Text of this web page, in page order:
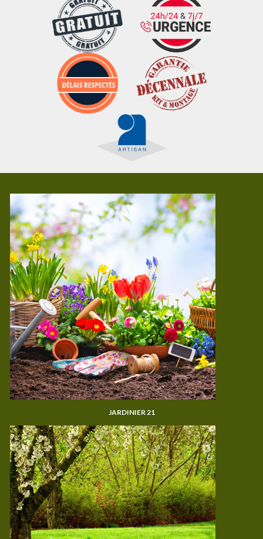
JARDINIER 21